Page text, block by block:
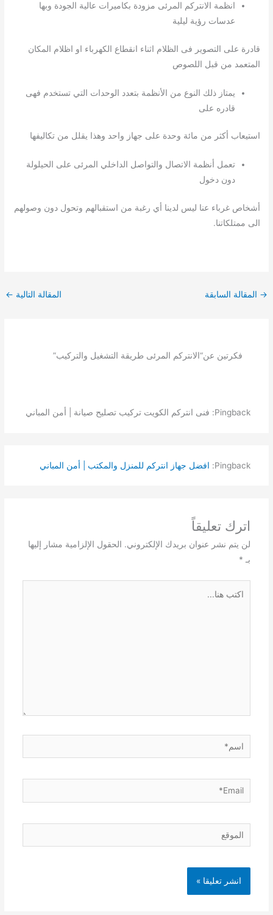
انظمة الانتركم المرئى مزودة بكاميرات عالية الجودة وبها
عدسات رؤية ليلية
قادرة على التصوير فى الظلام اثناء انقطاع الكهرباء او اظلام المكان
المتعمد من قبل اللصوص
يمتاز ذلك النوع من الأنظمة بتعدد الوحدات التي تستخدم فهى
قادره على
استيعاب أكثر من مائة وحدة على جهاز واحد وهذا يقلل من تكاليفها
تعمل أنظمة الاتصال والتواصل الداخلي المرئى على الحيلولة
دون دخول
أشخاص غرباء عنا ليس لدينا أي رغبة من استقبالهم وتحول دون وصولهم
الى ممتلكاتنا.
→ المقالة السابقة المقالة التالية ←
فكرتين عن“الانتركم المرئى طريقة التشغيل والتركيب”
Pingback: فنى انتركم الكويت تركيب تصليح صيانة | أمن المباني
Pingback: افضل جهاز انتركم للمنزل والمكتب | أمن المباني
اترك تعليقاً
لن يتم نشر عنوان بريدك الإلكتروني. الحقول الإلزامية مشار إليها
بـ *
اسم*
Email*
الموقع